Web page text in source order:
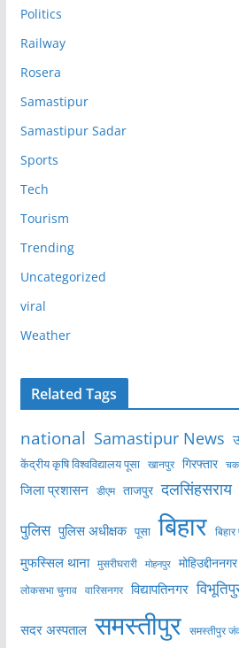
Politics
Railway
Rosera
Samastipur
Samastipur Sadar
Sports
Tech
Tourism
Trending
Uncategorized
viral
Weather
Related Tags
national Samastipur News
केंद्रीय कृषि विश्वविद्यालय पूसा खानपुर गिरफ्तार
जिला प्रशासन डीएम ताजपुर दलसिंहसराय
पुलिस पुलिस अधीक्षक पूसा बिहार
मुफस्सिल थाना मुसरीघरारी मोहनपुर मोहिउद्दीननगर
लोकसभा चुनाव वारिसनगर विद्यापतिनगर
सदर अस्पताल समस्तीपुर समस्तीपुर